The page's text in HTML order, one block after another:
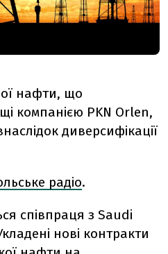
нафти, що
компанією PKN Orlen,
диверсифікації
радіо.
співпраця з Saudi
нові контракти